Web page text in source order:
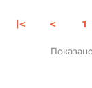
|< < 1